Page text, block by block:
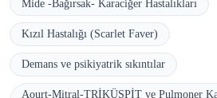
Mide -Bağırsak- Karaciğer Hastalıkları
Kızıl Hastalığı (Scarlet Faver)
Demans ve psikiyatrik sıkıntılar
Aourt-Mitral-TRİKÜSPİT ve Pulmoner